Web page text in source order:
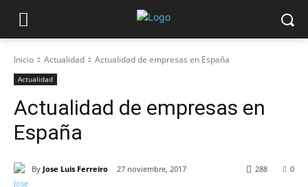
Inicio Actualidad Actualidad de empresas en España
Actualidad
Actualidad de empresas en
España
By Jose Luis Ferreiro 27 noviembre, 2017 0
288